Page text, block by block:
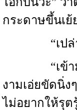
กระดาษขึ้นเย้
“เปล่า ผ
“เข้ามาพ
งามเอ่ยขัดนิ่ง
ไม่อยากให้รุต